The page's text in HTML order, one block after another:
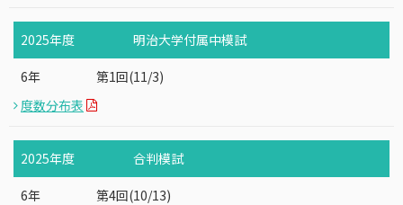
2025年度 明治大学付属中模試
6年
第1回(11/3)
度数分布表
2025年度 合判模試
6年
第4回(10/13)